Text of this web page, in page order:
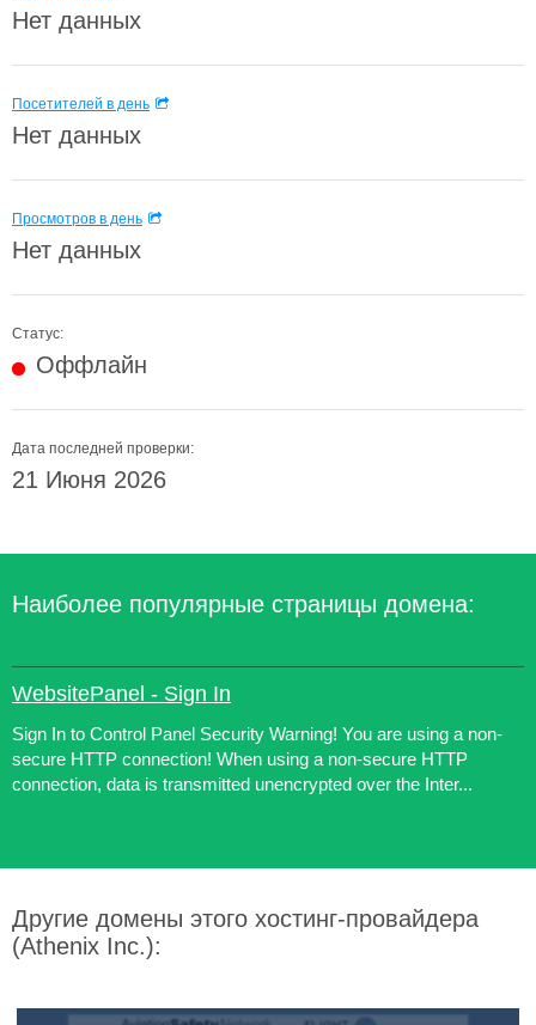
Нет данных
Посетителей в день
Нет данных
Просмотров в день
Нет данных
Статус:
Оффлайн
Дата последней проверки:
21 Июня 2026
Наиболее популярные страницы домена:
WebsitePanel - Sign In
Sign In to Control Panel Security Warning! You are using a non-
secure HTTP connection! When using a non-secure HTTP
connection, data is transmitted unencrypted over the Inter...
Другие домены этого хостинг-провайдера
(Athenix Inc.):